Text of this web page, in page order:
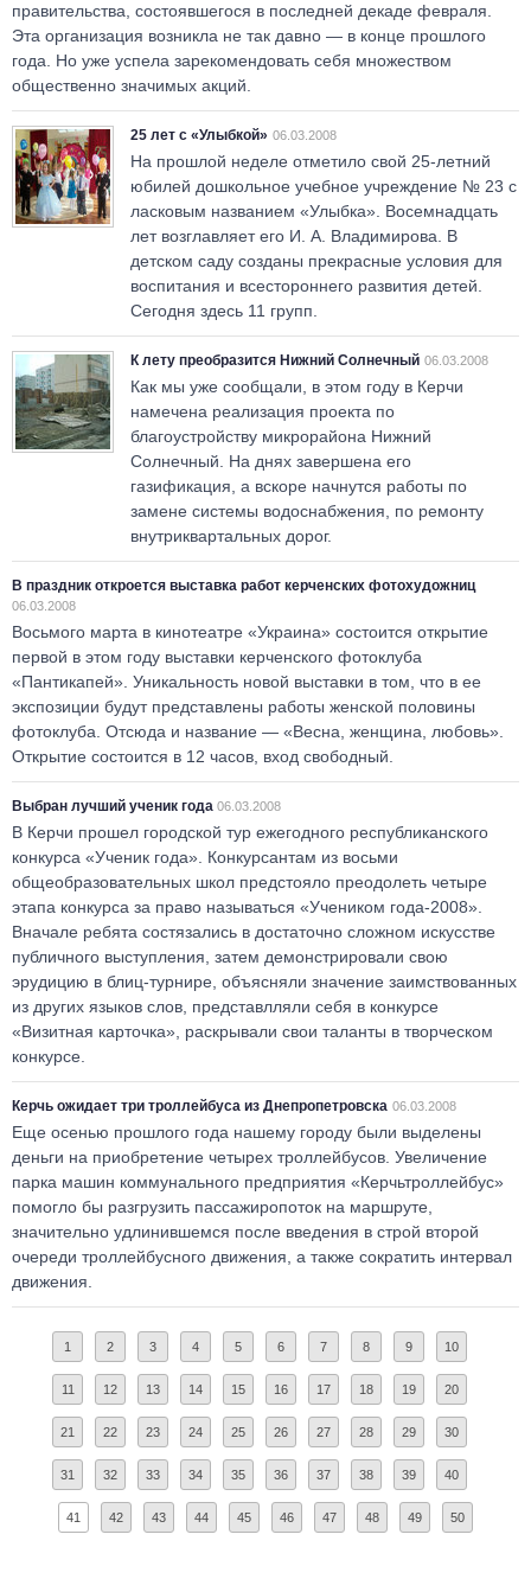
правительства, состоявшегося в последней декаде февраля.
Эта организация возникла не так давно — в конце прошлого
года. Но уже успела зарекомендовать себя множеством
общественно значимых акций.
25 лет с «Улыбкой» 06.03.2008
На прошлой неделе отметило свой 25-летний
юбилей дошкольное учебное учреждение № 23 с
ласковым названием «Улыбка». Восемнадцать
лет возглавляет его И. А. Владимирова. В
детском саду созданы прекрасные условия для
воспитания и всестороннего развития детей.
Сегодня здесь 11 групп.
К лету преобразится Нижний Солнечный 06.03.2008
Как мы уже сообщали, в этом году в Керчи
намечена реализация проекта по
благоустройству микрорайона Нижний
Солнечный. На днях завершена его
газификация, а вскоре начнутся работы по
замене системы водоснабжения, по ремонту
внутриквартальных дорог.
В праздник откроется выставка работ керченских фотохудожниц
06.03.2008
Восьмого марта в кинотеатре «Украина» состоится открытие
первой в этом году выставки керченского фотоклуба
«Пантикапей». Уникальность новой выставки в том, что в ее
экспозиции будут представлены работы женской половины
фотоклуба. Отсюда и название — «Весна, женщина, любовь».
Открытие состоится в 12 часов, вход свободный.
Выбран лучший ученик года 06.03.2008
В Керчи прошел городской тур ежегодного республиканского
конкурса «Ученик года». Конкурсантам из восьми
общеобразовательных школ предстояло преодолеть четыре
этапа конкурса за право называться «Учеником года-2008».
Вначале ребята состязались в достаточно сложном искусстве
публичного выступления, затем демонстрировали свою
эрудицию в блиц-турнире, объясняли значение заимствованных
из других языков слов, представлляли себя в конкурсе
«Визитная карточка», раскрывали свои таланты в творческом
конкурсе.
Керчь ожидает три троллейбуса из Днепропетровска 06.03.2008
Еще осенью прошлого года нашему городу были выделены
деньги на приобретение четырех троллейбусов. Увеличение
парка машин коммунального предприятия «Керчьтроллейбус»
помогло бы разгрузить пассажиропоток на маршруте,
значительно удлинившемся после введения в строй второй
очереди троллейбусного движения, а также сократить интервал
движения.
1 2 3 4 5 6 7 8 9 10
11 12 13 14 15 16 17 18 19 20
21 22 23 24 25 26 27 28 29 30
31 32 33 34 35 36 37 38 39 40
41 42 43 44 45 46 47 48 49 50